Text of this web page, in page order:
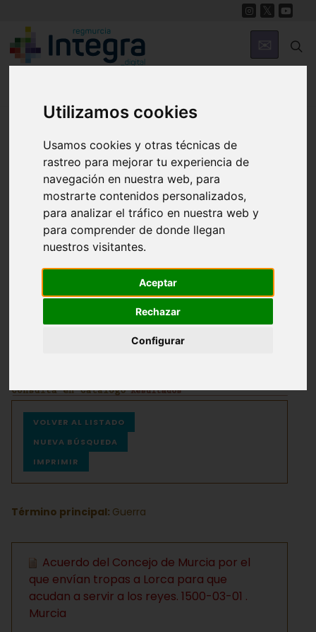
Utilizamos cookies
Usamos cookies y otras técnicas de
rastreo para mejorar tu experiencia de
navegación en nuestra web, para
mostrarte contenidos personalizados,
para analizar el tráfico en nuestra web y
para comprender de donde llegan
nuestros visitantes.
Aceptar
Rechazar
Configurar
Región de Murcia Digital
Fondos documentales |Colecciones de fotografías
Hemeroteca|Cine doméstico
Avanzada
Ayuda
VOLVER AL LISTADO
NUEVA BÚSQUEDA
IMPRIMIR
Término principal: Guerra
Acuerdo del Concejo de Murcia por el
que envían tropas a Lorca para que
acudan a servir a los reyes. 1500-03-01 .
Murcia